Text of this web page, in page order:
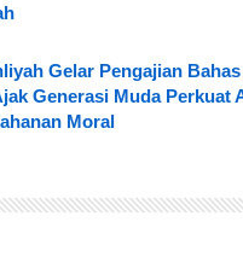
Gelar Pengajian
Generasi Muda Perkuat
Moral